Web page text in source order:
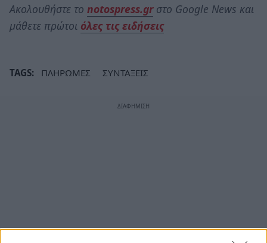
Ακολουθήστε το notospress.grστο Google News και
μάθετε πρώτοι όλες τις ειδήσεις
TAGS: ΠΛΗΡΩΜΕΣ ΣΥΝΤΑΞΕΙΣ